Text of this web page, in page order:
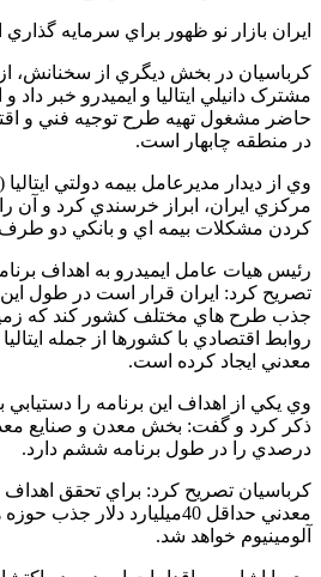
ايران بازار نو ظهور براي سرمايه
کرباسيان در بخش ديگري از سخنانش،
مشترک دانيلي ايتاليا و ايميدرو خبر
حاضر مشغول تهيه طرح توجيه فني و
در منطقه چابهار است.
وي از ديدار مديرعامل بيمه دولتي
مرکزي ايران، ابراز خرسندي کرد و
کردن مشکلات بيمه اي و بانکي دو طرف
رئيس هيات عامل ايميدرو به اهداف
جذب طرح هاي مختلف کشور کند که
روابط اقتصادي با کشورها از جمله
معدني ايجاد کرده است.
درصدي را در طول برنامه ششم دارد.
کرباسيان تصريح کرد: براي تحقق
معدني حداقل 40ميليارد دلار
آلومينيوم خواهد شد.